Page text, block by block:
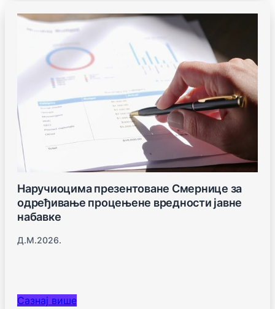
Наручиоцима презентоване Смернице за
одређивање процењене вредности јавне
набавке
Д.м.2026.
Сазнај више